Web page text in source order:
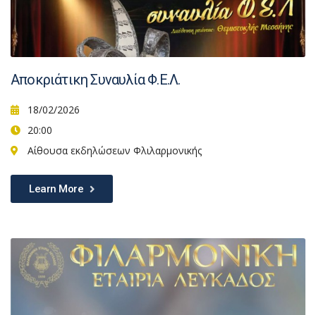
Αποκριάτικη Συναυλία Φ.Ε.Λ.
18/02/2026
20:00
Αίθουσα εκδηλώσεων Φλιλαρμονικής
Learn More